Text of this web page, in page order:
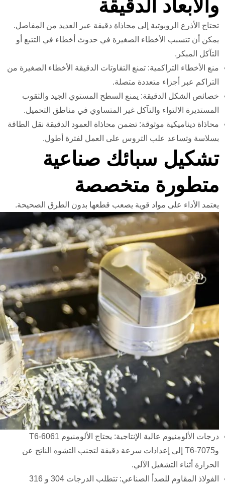
والأبعاد الدقيقة
تحتاج الأذرع الروبوتية إلى محاذاة دقيقة عبر العديد من المفاصل.
يمكن أن تتسبب الأخطاء الصغيرة في حدوث أخطاء في التتبع أو
التآكل المبكر.
منع الأخطاء التراكمية: تمنع التفاوتات الدقيقة الأخطاء الصغيرة من
التراكم عبر أجزاء متعددة متصلة.
خصائص الشكل الدقيقة: يمنع السطح المستوي الجيد والثقوب
المستديرة الالتواء والتآكل غير المتساوي في مناطق التحميل.
محاذاة ديناميكية موثوقة: تضمن محاذاة العمود الدقيقة نقل الطاقة
بسلاسة وتساعد علب التروس على العمل لفترة أطول.
تشكيل سبائك صناعية
متطورة متخصصة
يعتمد الأداء على مواد قوية يصعب قطعها بدون الطرق الصحيحة.
درجات الألومنيوم عالية الإنتاجية: يحتاج الألومنيوم 6061-T6
و7075-T6 إلى إعدادات سرعة دقيقة لتجنب التشوه الناتج عن
الحرارة أثناء التشغيل الآلي.
الفولاذ المقاوم للصدأ الصناعي: تتطلب الدرجات 304 و 316